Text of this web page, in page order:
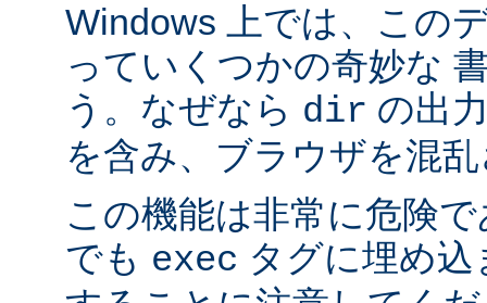
Windows 上では、この
っていくつかの奇妙な
う。なぜなら dir の出
を含み、ブラウザを混
この機能は非常に危険
でも exec タグに埋め